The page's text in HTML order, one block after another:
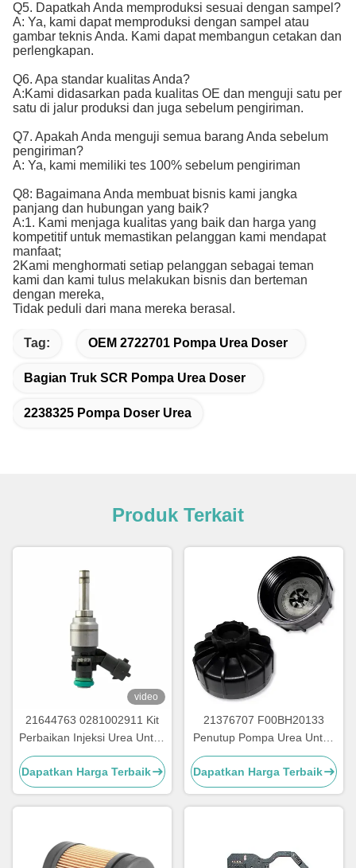
Q5. Dapatkah Anda memproduksi sesuai dengan sampel?
A: Ya, kami dapat memproduksi dengan sampel atau
gambar teknis Anda. Kami dapat membangun cetakan dan
perlengkapan.
Q6. Apa standar kualitas Anda?
A:Kami didasarkan pada kualitas OE dan menguji satu per
satu di jalur produksi dan juga sebelum pengiriman.
Q7. Apakah Anda menguji semua barang Anda sebelum
pengiriman?
A: Ya, kami memiliki tes 100% sebelum pengiriman
Q8: Bagaimana Anda membuat bisnis kami jangka
panjang dan hubungan yang baik?
A:1. Kami menjaga kualitas yang baik dan harga yang
kompetitif untuk memastikan pelanggan kami mendapat
manfaat;
2Kami menghormati setiap pelanggan sebagai teman
kami dan kami tulus melakukan bisnis dan berteman
dengan mereka,
Tidak peduli dari mana mereka berasal.
Tag: OEM 2722701 Pompa Urea Doser
Bagian Truk SCR Pompa Urea Doser
2238325 Pompa Doser Urea
Produk Terkait
video
21644763 0281002911 Kit
Perbaikan Injeksi Urea Untuk
Truk Bagian Pompa Urea
Dapatkan Harga Terbaik
21376707 F00BH20133
Penutup Pompa Urea Untuk
Bagian Pompa Adblue
Dapatkan Harga Terbaik